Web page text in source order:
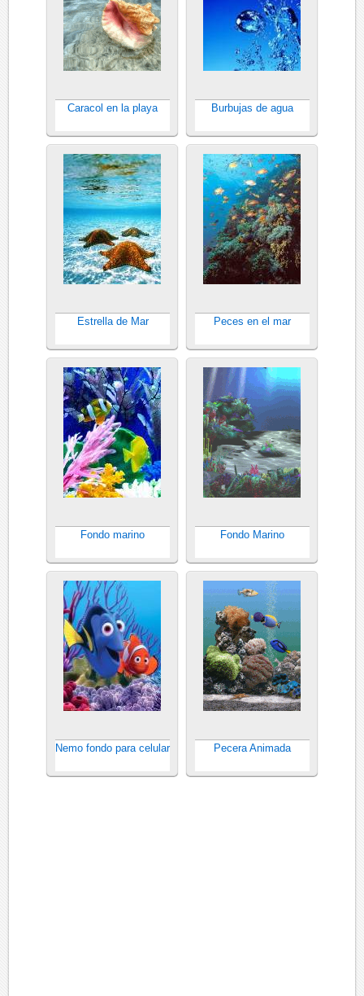
Caracol en la playa Burbujas de agua
Estrella de Mar Peces en el mar
Fondo marino Fondo Marino
Nemo fondo para celular Pecera Animada